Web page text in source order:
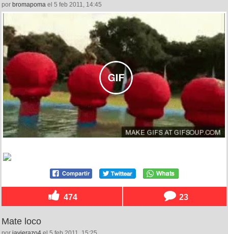
por bromapoma el 5 feb 2011, 14:45
474 23
Mate loco